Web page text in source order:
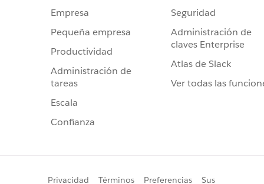
Empresa
Pequeña empresa
Productividad
Administración de
tareas
Escala
Confianza
Seguridad
Administración de
claves Enterprise
Atlas de Slack
Ver todas las
Privacidad Términos
Preferencias
Sus